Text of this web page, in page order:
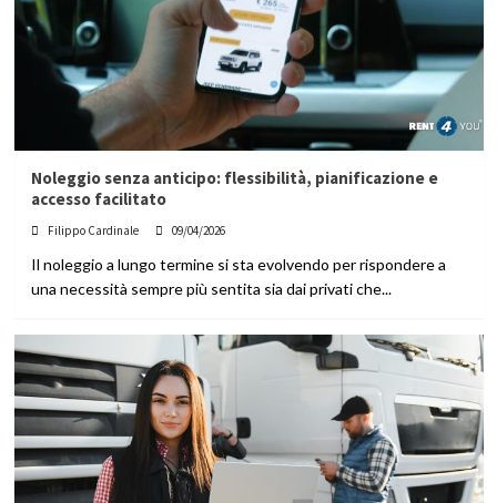
Noleggio senza anticipo: flessibilità, pianificazione e
accesso facilitato
Filippo Cardinale 09/04/2026
Il noleggio a lungo termine si sta evolvendo per rispondere a
una necessità sempre più sentita sia dai privati che...